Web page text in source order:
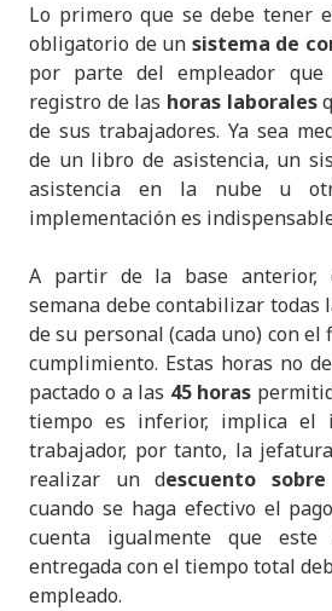
Lo primero que se debe tener
obligatorio de un sistema de
por parte del empleador
registro de las horas laborales
de sus trabajadores. Ya sea
de un libro de asistencia, un
asistencia en la nube u
implementación es
A partir de la base anterior,
semana debe contabilizar todas
de su personal (cada uno) con
cumplimiento. Estas horas no
pactado o a las 45 horas
tiempo es inferior, implica el
trabajador, por tanto, la
realizar un descuento
cuando se haga efectivo el
cuenta igualmente que
entregada con el tiempo total
empleado.